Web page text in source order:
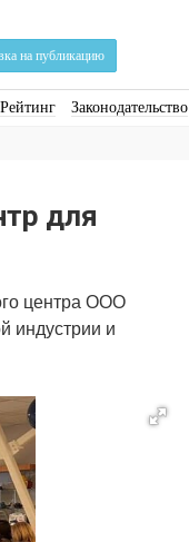
на публикацию
Рейтинг Законодательство
для
центра ООО
индустрии и